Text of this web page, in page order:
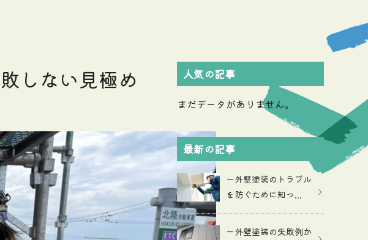
しない見極め
人気の記事
まだデータがありません。
最新の記事
ー外壁塗装のトラブル
を防ぐために知っ...
ー外壁塗装の失敗例か